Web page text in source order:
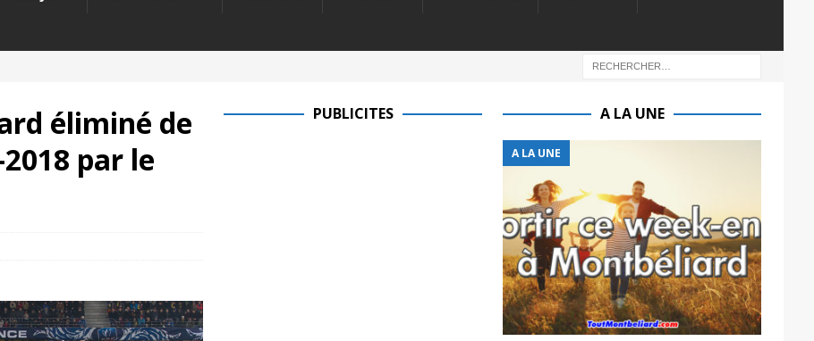
éliminé de
par le
PUBLICITES A LA UNE
A LA UNE